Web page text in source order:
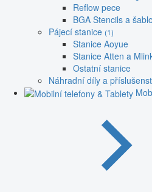
Reflow pece
BGA Stencils a
Pájecí stanice (1)
Stanice Aoyue
Stanice Atten a
Ostatní stanice
Náhradní díly a